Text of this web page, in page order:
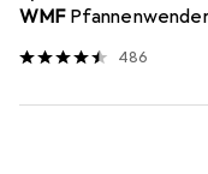
WMF
486